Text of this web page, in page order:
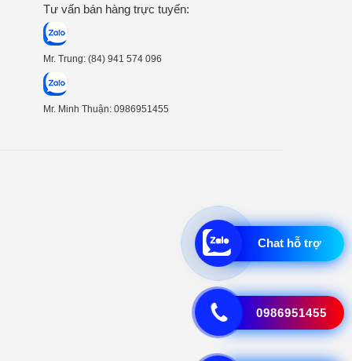
Tư vấn bán hàng trực tuyến:
Mr. Trung: (84) 941 574 096
Mr. Minh Thuận: 0986951455
Chat hỗ trợ
0986951455